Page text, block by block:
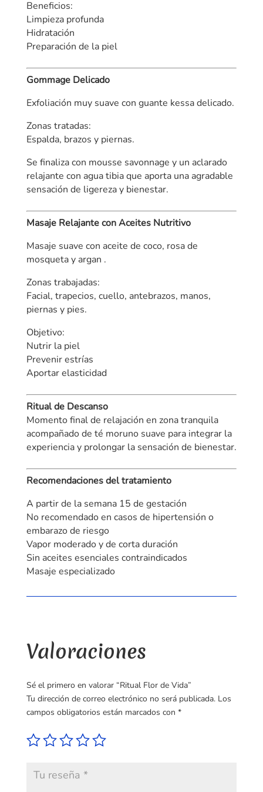
Beneficios:
Limpieza profunda
Hidratación
Preparación de la piel
Gommage Delicado
Exfoliación muy suave con guante kessa delicado.
Zonas tratadas:
Espalda, brazos y piernas.
Se finaliza con mousse savonnage y un aclarado
relajante con agua tibia que aporta una agradable
sensación de ligereza y bienestar.
Masaje Relajante con Aceites Nutritivo
Masaje suave con aceite de coco, rosa de
mosqueta y argan .
Zonas trabajadas:
Facial, trapecios, cuello, antebrazos, manos,
piernas y pies.
Objetivo:
Nutrir la piel
Prevenir estrías
Aportar elasticidad
Ritual de Descanso
Momento final de relajación en zona tranquila
acompañado de té moruno suave para integrar la
experiencia y prolongar la sensación de bienestar.
Recomendaciones del tratamiento
A partir de la semana 15 de gestación
No recomendado en casos de hipertensión o
embarazo de riesgo
Vapor moderado y de corta duración
Sin aceites esenciales contraindicados
Masaje especializado
Valoraciones
Sé el primero en valorar “Ritual Flor de Vida”
Tu dirección de correo electrónico no será publicada. Los
campos obligatorios están marcados con *